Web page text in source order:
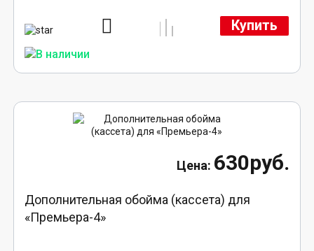
Купить
630руб.
Дополнительная обойма (кассета) для
«Премьера-4»